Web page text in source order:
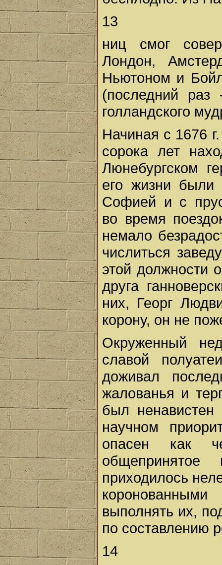
13
ниц смог
Лондон,
Ньютоном и
(последний
голландского
Начиная с 1676
сорока лет
Люнебургском
его жизни были
Софией и с
во время
немало
числиться
этой должности
друга
них, Георг
корону, он не
Окруженный
славой
доживал
жалованья и
был
научном
опасен как
приходилось
выполнять их,
по составлению
14